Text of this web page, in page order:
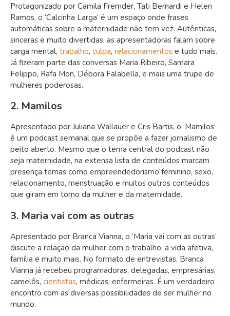
Protagonizado por Camila Fremder, Tati Bernardi e Helen
Ramos, o ‘Calcinha Larga’ é um espaço onde frases
automáticas sobre a maternidade não tem vez. Autênticas,
sinceras e muito divertidas, as apresentadoras falam sobre
carga mental, trabalho, culpa, relacionamentos e tudo mais.
Já fizeram parte das conversas Maria Ribeiro, Samara
Felippo, Rafa Mon, Débora Falabella, e mais uma trupe de
mulheres poderosas.
2. Mamilos
Apresentado por Juliana Wallauer e Cris Bartis, o ‘Mamilos’
é um podcast semanal que se propõe a fazer jornalismo de
peito aberto. Mesmo que o tema central do podcast não
seja maternidade, na extensa lista de conteúdos marcam
presença temas como empreendedorismo feminino, sexo,
relacionamento, menstruação e muitos outros conteúdos
que giram em torno da mulher e da maternidade.
3. Maria vai com as outras
Apresentado por Branca Vianna, o ‘Maria vai com as outras’
discute a relação da mulher com o trabalho, a vida afetiva,
família e muito mais. No formato de entrevistas, Branca
Vianna já recebeu programadoras, delegadas, empresárias,
camelôs, cientistas, médicas, enfermeiras. É um verdadeiro
encontro com as diversas possibilidades de ser mulher no
mundo.